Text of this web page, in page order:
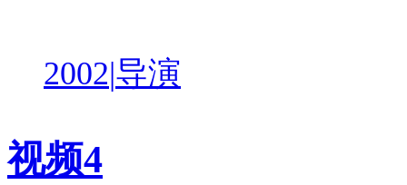
2002|导演
视频4